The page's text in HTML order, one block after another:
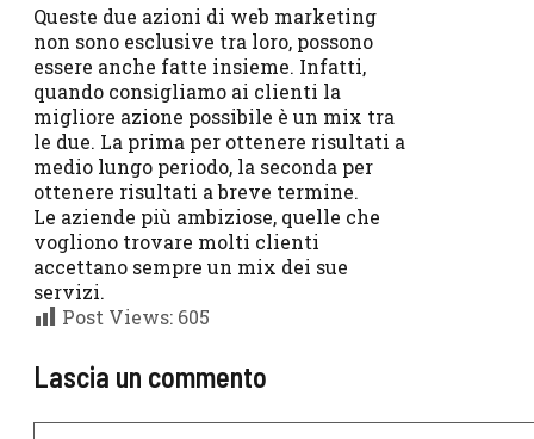
Queste due azioni di web marketing
non sono esclusive tra loro, possono
essere anche fatte insieme. Infatti,
quando consigliamo ai clienti la
migliore azione possibile è un mix tra
le due. La prima per ottenere risultati a
medio lungo periodo, la seconda per
ottenere risultati a breve termine.
Le aziende più ambiziose, quelle che
vogliono trovare molti clienti
accettano sempre un mix dei sue
servizi.
Post Views: 605
Lascia un commento